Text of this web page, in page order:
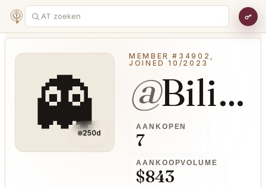
👻
250d
MEMBER #34902,
JOINED 10/2023
@BilingualOil66
AANKOPEN
7
AANKOOPVOLUME
$843